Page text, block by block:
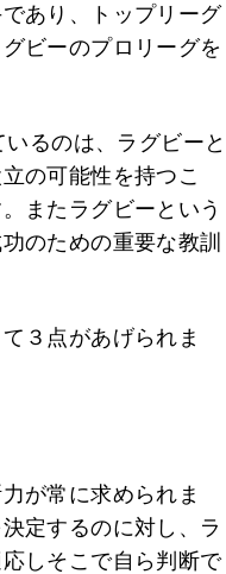
あり、トップリーグ
ビーのプロリーグを
るのは、ラグビーと
の可能性を持つこ
またラグビーという
のための重要な教訓
３点があげられま
が常に求められま
定するのに対し、ラ
しそこで自ら判断で